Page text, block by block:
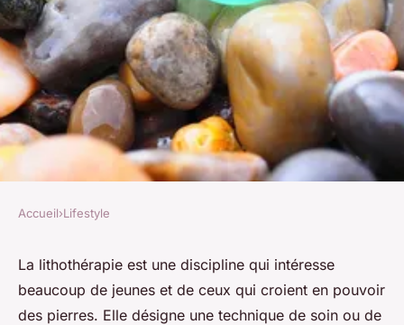
LIFESTYLE
Lithothérapie : la magie des
pierres
Accueil›Lifestyle
La lithothérapie est une discipline qui intéresse
beaucoup de jeunes et de ceux qui croient en pouvoir
des pierres. Elle désigne une technique de soin ou de